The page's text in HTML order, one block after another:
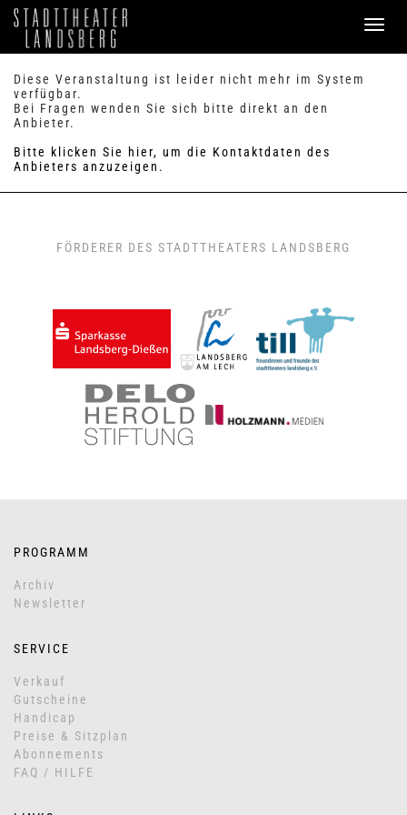
PROGRAMM
SERVICE
Preise & Sitzplan
Abonnements
Handicap
KONTAKT
Einmietung
ANMELDEN
Diese Veranstaltung ist leider nicht mehr im System
verfügbar.
Bei Fragen wenden Sie sich bitte direkt an den
Anbieter.
Bitte klicken Sie hier, um die Kontaktdaten des
Anbieters anzuzeigen.
FÖRDERER DES STADTTHEATERS LANDSBERG
PROGRAMM
Archiv
Newsletter
SERVICE
Verkauf
Gutscheine
Handicap
Preise & Sitzplan
Abonnements
FAQ / HILFE